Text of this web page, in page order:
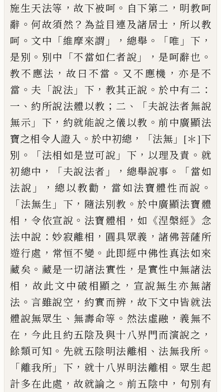
施生天法等 ，故下被呵 。 自下第二 ， 明教呵
辭 。何故須然 ？ 為益目連及諸居士 ， 所以教
呵 。 文中 「維摩來謂 」， 總舉 。「唯 」 下 ，
是別 。 別中 「不當如仁者說 」， 是呵辭也 。
教不應法 ， 故曰不當 。 又不應機 ， 亦是不
當 。 夫 「說法 」 下 ， 教其正說 。 於中有二 ：
一 、 約所說法體以教 ； 二 、「夫說法者無說
無示 」 下 ， 約就能說之儀以教 。前中廣顯法
寶之相令人證入 。 於中初總 ，「法無 」 [＊]下
別 。「法相如是豈可說 」 下 ， 以理及責 。 就
初總中 ，「夫說法者 」， 總舉說事 。「當如
法說 」， 總以教勸 ， 當如法寶體性而說 。
「法無生 」 下 ， 隨法別教 。 於中廣顯法寶體
相 ，令依宣說 。 法寶體相 ， 如 《涅槃經》 念
法中說 ：妙寂離相 ， 圓具眾義 ，諸佛菩薩所
遊行處 ， 常恒不變 。 此即經中佛性真法如來
藏矣 。 藏是一切諸法實性 ， 是實性中無諸法
相 ， 故此文中破相顯之 ， 宣說無生亦無諸
法 。 言雖說空 ， 約實而辨 ，故下文中皆就法
體說無眾生 、 無壽命等 。 然法虛融 ， 義無不
在 ， 今此且約五陰及與十八界門而演說之 ，
餘類可知 。 先就五陰明法離相 、 法無我所 。
「離我所 」 下 ， 就十八界明法離相 。 眾生起
計多在此處 ，故就論之 。 前五陰中 ， 句別有